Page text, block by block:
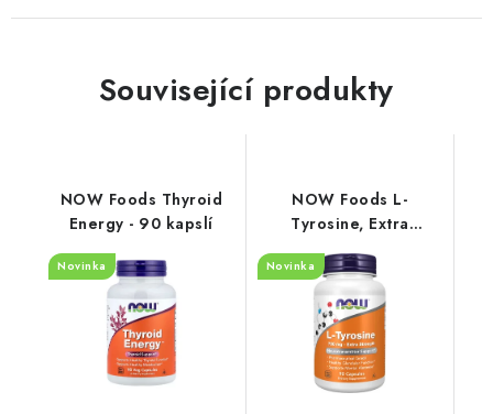
Související produkty
NOW Foods Thyroid
Energy - 90 kapslí
Novinka
NOW Foods L-
Tyrosine, Extra
Strength 750mg - 90
kapslí
Novinka